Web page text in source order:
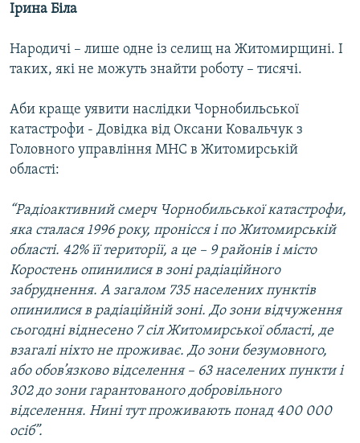
Ірина Біла
Народичі – лише одне із селищ на Житомирщині. І
таких, які не можуть знайти роботу – тисячі.
Аби краще уявити наслідки Чорнобильської
катастрофи - Довідка від Оксани Ковальчук з
Головного управління МНС в Житомирській
області:
“Радіоактивний смерч Чорнобильської катастрофи,
яка сталася 1996 року, пронісся і по Житомирській
області. 42% її території, а це – 9 районів і місто
Коростень опинилися в зоні радіаційного
забруднення. А загалом 735 населених пунктів
опинилися в радіаційній зоні. До зони відчуження
сьогодні віднесено 7 сіл Житомирської області, де
взагалі ніхто не проживає. До зони безумовного,
або обов’язково відселення – 63 населених пункти і
302 до зони гарантованого добровільного
відселення. Нині тут проживають понад 400 000
осіб”.